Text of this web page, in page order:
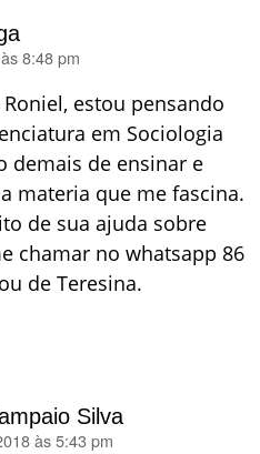
8:48 pm
estou pensando
em Sociologia
demais de ensinar e
materia que me fascina.
de sua ajuda sobre
chamar no whatsapp 86
de Teresina.
Silva
às 5:43 pm